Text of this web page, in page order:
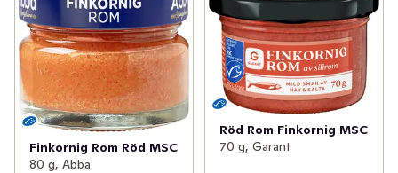
Finkornig Rom Röd MSC
80 g, Abba
Röd Rom Finkornig MSC
70 g, Garant